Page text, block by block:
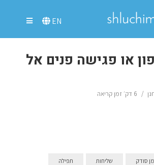
EN
או פגישה פנים אל
6 דק׳ זמן קריאה
סודק שליחות תפילה